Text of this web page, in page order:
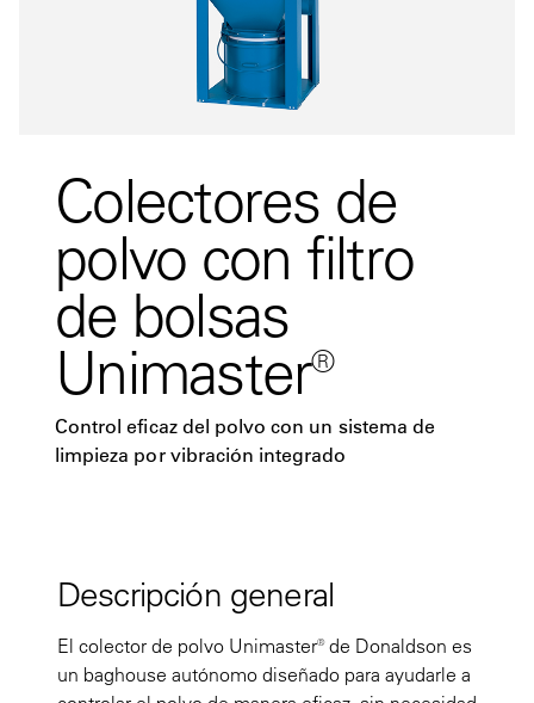
Colectores de
polvo con filtro
de bolsas
Unimaster®
Control eficaz del polvo con un sistema de
limpieza por vibración integrado
Descripción general
El colector de polvo Unimaster® de Donaldson es
un baghouse autónomo diseñado para ayudarle a